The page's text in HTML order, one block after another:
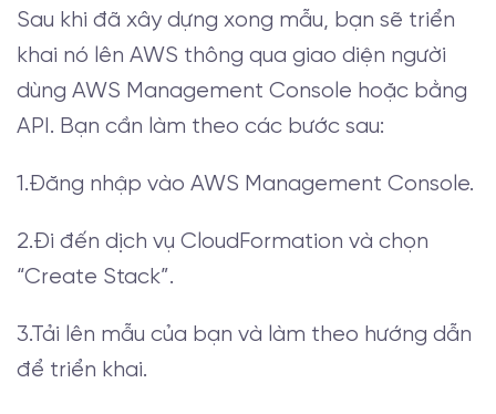
Sau khi đã xây dựng xong mẫu, bạn sẽ triển
khai nó lên AWS thông qua giao diện người
dùng AWS Management Console hoặc bằng
API. Bạn cần làm theo các bước sau:
1.Đăng nhập vào AWS Management Console.
2.Đi đến dịch vụ CloudFormation và chọn
“Create Stack”.
3.Tải lên mẫu của bạn và làm theo hướng dẫn
để triển khai.